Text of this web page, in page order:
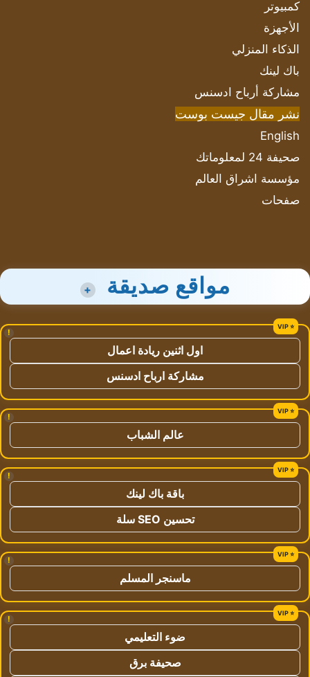
كمبيوتر
الأجهزة
الذكاء المنزلي
باك لينك
مشاركة أرباح ادسنس
نشر مقال جيست بوست
English
صحيفة 24 لمعلوماتك
مؤسسة اشراق العالم
صفحات
مواقع صديقة +
!
اول اثنين ريادة اعمال
مشاركة ارباح ادسنس
!
عالم الشباب
!
باقة باك لينك
تحسين SEO سلة
!
ماسنجر المسلم
!
ضوء التعليمي
صحيفة برق